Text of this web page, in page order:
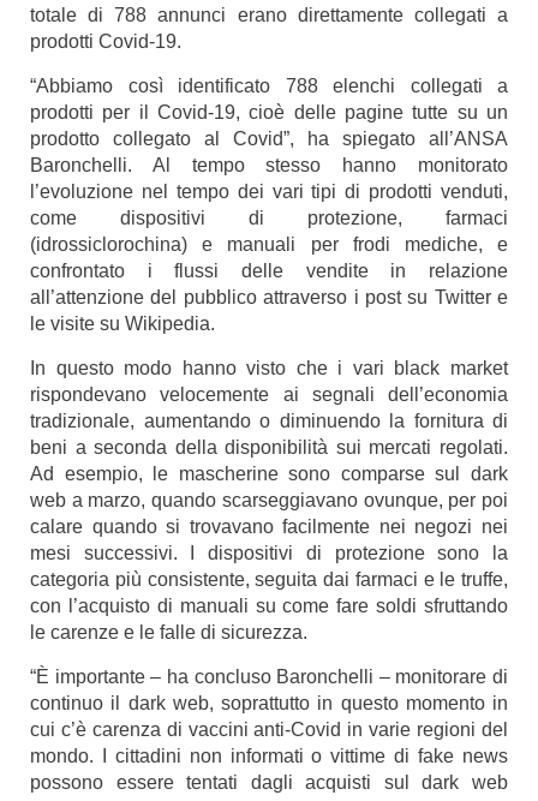
totale di 788 annunci erano direttamente collegati a
prodotti Covid-19.
“Abbiamo così identificato 788 elenchi collegati a
prodotti per il Covid-19, cioè delle pagine tutte su un
prodotto collegato al Covid”, ha spiegato all’ANSA
Baronchelli. Al tempo stesso hanno monitorato
l’evoluzione nel tempo dei vari tipi di prodotti venduti,
come dispositivi di protezione, farmaci
(idrossiclorochina) e manuali per frodi mediche, e
confrontato i flussi delle vendite in relazione
all’attenzione del pubblico attraverso i post su Twitter e
le visite su Wikipedia.
In questo modo hanno visto che i vari black market
rispondevano velocemente ai segnali dell’economia
tradizionale, aumentando o diminuendo la fornitura di
beni a seconda della disponibilità sui mercati regolati.
Ad esempio, le mascherine sono comparse sul dark
web a marzo, quando scarseggiavano ovunque, per poi
calare quando si trovavano facilmente nei negozi nei
mesi successivi. I dispositivi di protezione sono la
categoria più consistente, seguita dai farmaci e le truffe,
con l’acquisto di manuali su come fare soldi sfruttando
le carenze e le falle di sicurezza.
“È importante – ha concluso Baronchelli – monitorare di
continuo il dark web, soprattutto in questo momento in
cui c’è carenza di vaccini anti-Covid in varie regioni del
mondo. I cittadini non informati o vittime di fake news
possono essere tentati dagli acquisti sul dark web